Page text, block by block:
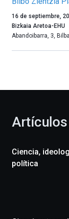
Un
año
más,
celebración
novena
edición
16 de septiembre,
Bizkaia Aretoa-EHU
Abandoibarra, 3,
Ciencia,
política